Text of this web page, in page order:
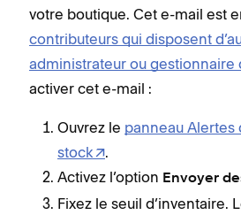
votre boutique. Cet e-mail est
contributeurs qui disposent
administrateur ou gestionnaire
activer cet e-mail :
Ouvrez le panneau Alertes
stock
.
Activez l’option Envoyer
Fixez le seuil d’inventaire.